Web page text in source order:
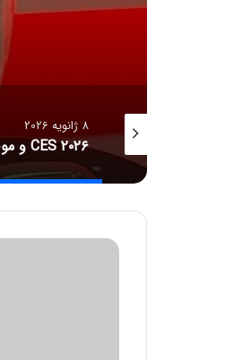
8 ژانویه 2026
ح